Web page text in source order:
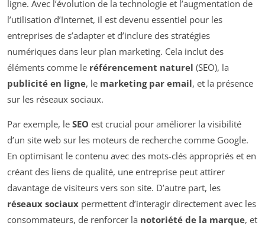
ligne. Avec l’évolution de la technologie et l’augmentation de
l’utilisation d’Internet, il est devenu essentiel pour les
entreprises de s’adapter et d’inclure des stratégies
numériques dans leur plan marketing. Cela inclut des
éléments comme le référencement naturel (SEO), la
publicité en ligne, le marketing par email, et la présence
sur les réseaux sociaux.
Par exemple, le SEO est crucial pour améliorer la visibilité
d’un site web sur les moteurs de recherche comme Google.
En optimisant le contenu avec des mots-clés appropriés et en
créant des liens de qualité, une entreprise peut attirer
davantage de visiteurs vers son site. D’autre part, les
réseaux sociaux permettent d’interagir directement avec les
consommateurs, de renforcer la notoriété de la marque, et